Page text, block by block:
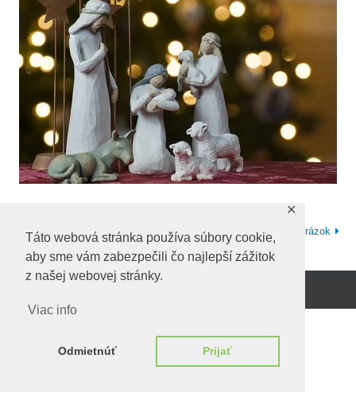
Táto webová stránka používa súbory cookie,
aby sme vám zabezpečili čo najlepší zážitok
z našej webovej stránky.
Viac info
Odmietnúť Prijať
✕
Predchadzajúci obrázok Ďalší obrázok